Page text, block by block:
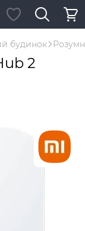
будинок
2